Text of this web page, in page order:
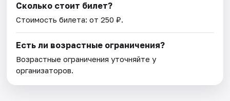
Сколько стоит билет?
Стоимость билета: от 250 ₽.
Есть ли возрастные ограничения?
Возрастные ограничения уточняйте у
организаторов.